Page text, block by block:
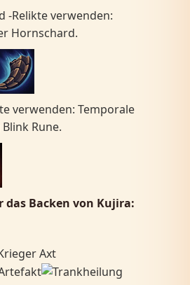
-Relikte verwenden:
Hornschard.
verwenden: Temporale
Rune.
das Backen von Kujira: